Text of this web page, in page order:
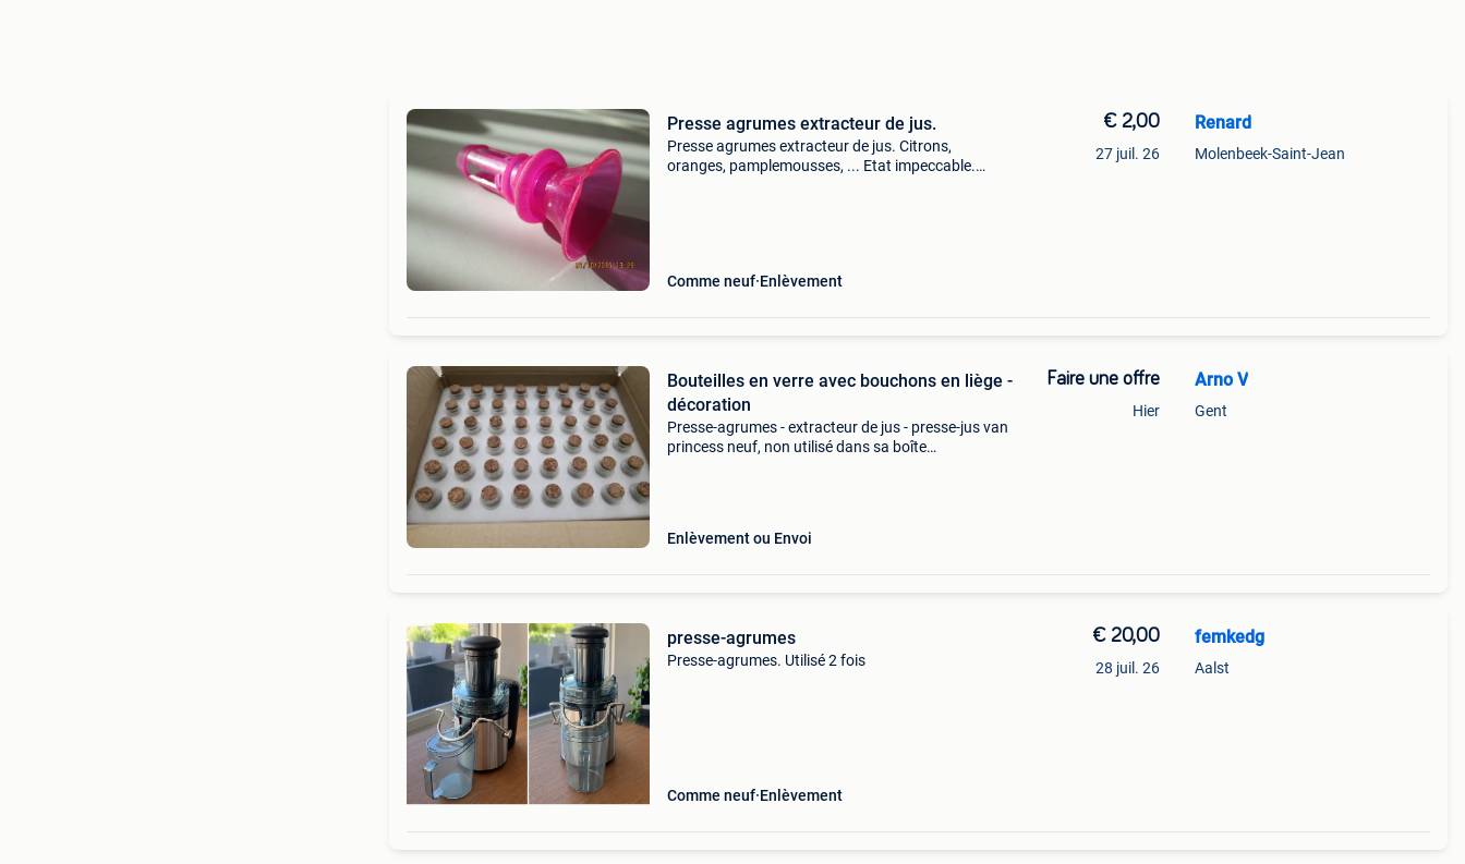
Presse agrumes extracteur de jus.
Presse agrumes extracteur de jus. Citrons,
oranges, pamplemousses, ... Etat impeccable.
Comme neuf Enlèvement
€ 2,00
27 juil. 26
Renard
Molenbeek-Saint-Jean
Bouteilles en verre avec bouchons en liège -
décoration
Presse-agrumes - extracteur de jus - presse-jus van
princess neuf, non utilisé dans sa boîte
Enlèvement ou Envoi
Faire une offre
Hier
Arno V
Gent
presse-agrumes
Presse-agrumes. Utilisé 2 fois
Comme neuf Enlèvement
€ 20,00
28 juil. 26
femkedg
Aalst